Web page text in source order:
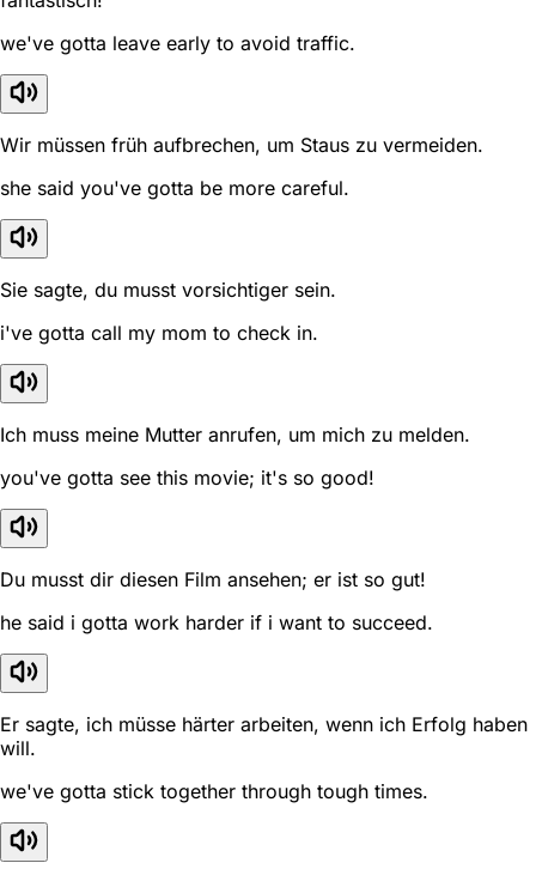
we've gotta leave early to avoid traffic.
Wir müssen früh aufbrechen, um Staus zu vermeiden.
she said you've gotta be more careful.
Sie sagte, du musst vorsichtiger sein.
i've gotta call my mom to check in.
Ich muss meine Mutter anrufen, um mich zu melden.
you've gotta see this movie; it's so good!
Du musst dir diesen Film ansehen; er ist so gut!
he said i gotta work harder if i want to succeed.
Er sagte, ich müsse härter arbeiten, wenn ich Erfolg haben
will.
we've gotta stick together through tough times.